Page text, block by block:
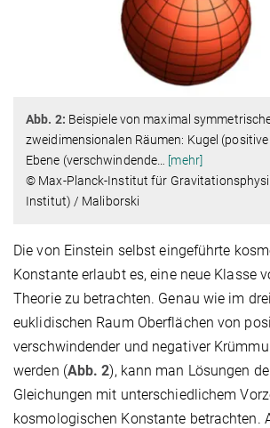
Abb. 2: Beispiele von maximal
zweidimensionalen Räumen: Kugel
Ebene (verschwindende
[mehr]
© Max-Planck-Institut für
Institut) / Maliborski
Die von Einstein selbst eingeführte
Konstante erlaubt es, eine neue Klasse
Theorie zu betrachten. Genau wie im
euklidischen Raum Oberflächen von
verschwindender und negativer
werden (Abb. 2), kann man Lösungen
Gleichungen mit unterschiedlichem
kosmologischen Konstante betrachten.